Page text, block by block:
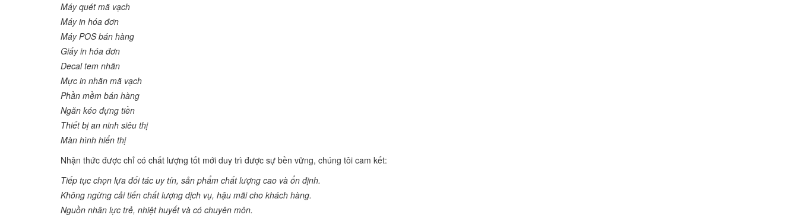
Máy quét mã vạch
Máy in hóa đơn
Máy POS bán hàng
Giấy in hóa đơn
Decal tem nhãn
Mực in nhãn mã vạch
Phần mềm bán hàng
Ngăn kéo đựng tiền
Thiết bị an ninh siêu thị
Màn hình hiển thị
Nhận thức được chỉ có chất lượng tốt mới duy trì được sự bền vững, chúng tôi cam kết:
Tiếp tục chọn lựa đối tác uy tín, sản phẩm chất lượng cao và ổn định.
Không ngừng cải tiến chất lượng dịch vụ, hậu mãi cho khách hàng.
Nguồn nhân lực trẻ, nhiệt huyết và có chuyên môn.